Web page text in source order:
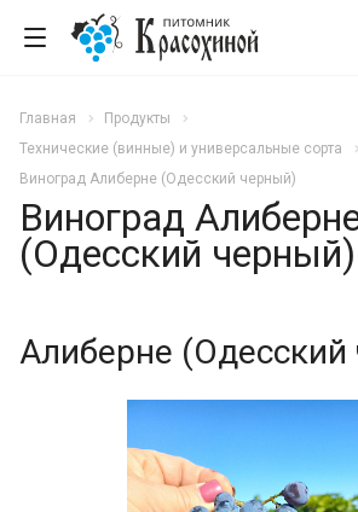
Главная
Продукты
Технические (винные) и универсальные сорта
Виноград Алиберне (Одесский черный)
Виноград
(Одесский черный)
Алиберне